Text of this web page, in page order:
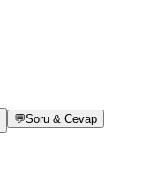
💬Soru & Cevap